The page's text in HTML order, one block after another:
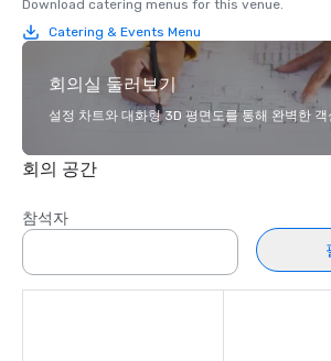
Download catering menus for this venue.
Catering & Events Menu
회의실 둘러보기
설정 차트와 대화형 3D 평면도를 통해 완벽한
회의 공간
참석자